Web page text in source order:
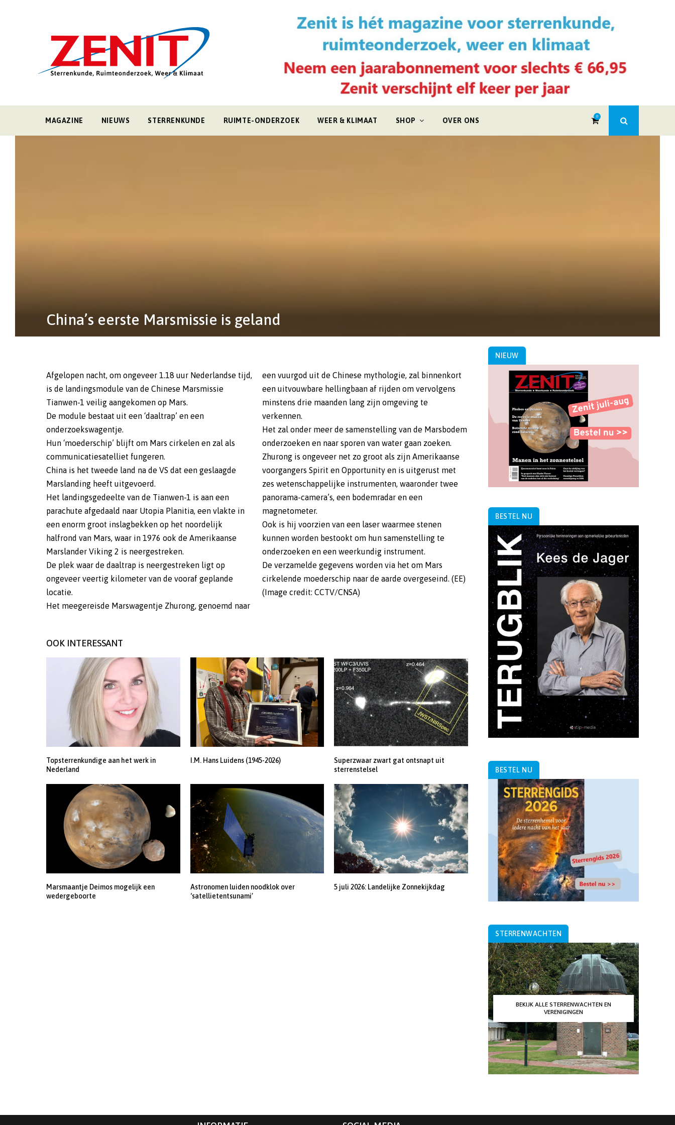
MAGAZINE NIEUWS STERRENKUNDE RUIMTE-ONDERZOEK WEER & KLIMAAT SHOP OVER ONS
0
China’s eerste Marsmissie is geland
Afgelopen nacht, om ongeveer 1.18 uur Nederlandse tijd,
is de landingsmodule van de Chinese Marsmissie
Tianwen-1 veilig aangekomen op Mars.
De module bestaat uit een ‘daaltrap’ en een
onderzoekswagentje.
Hun ‘moederschip’ blijft om Mars cirkelen en zal als
communicatiesatelliet fungeren.
China is het tweede land na de VS dat een geslaagde
Marslanding heeft uitgevoerd.
Het landingsgedeelte van de Tianwen-1 is aan een
parachute afgedaald naar Utopia Planitia, een vlakte in
een enorm groot inslagbekken op het noordelijk
halfrond van Mars, waar in 1976 ook de Amerikaanse
Marslander Viking 2 is neergestreken.
De plek waar de daaltrap is neergestreken ligt op
ongeveer veertig kilometer van de vooraf geplande
locatie.
Het meegereisde Marswagentje Zhurong, genoemd naar
een vuurgod uit de Chinese mythologie, zal binnenkort
een uitvouwbare hellingbaan af rijden om vervolgens
minstens drie maanden lang zijn omgeving te
verkennen.
Het zal onder meer de samenstelling van de Marsbodem
onderzoeken en naar sporen van water gaan zoeken.
Zhurong is ongeveer net zo groot als zijn Amerikaanse
voorgangers Spirit en Opportunity en is uitgerust met
zes wetenschappelijke instrumenten, waaronder twee
panorama-camera’s, een bodemradar en een
magnetometer.
Ook is hij voorzien van een laser waarmee stenen
kunnen worden bestookt om hun samenstelling te
onderzoeken en een weerkundig instrument.
De verzamelde gegevens worden via het om Mars
cirkelende moederschip naar de aarde overgeseind. (EE)
(Image credit: CCTV/CNSA)
OOK INTERESSANT
Topsterrenkundige aan het werk in
Nederland
I.M. Hans Luidens (1945-2026)
Superzwaar zwart gat ontsnapt uit
sterrenstelsel
Marsmaantje Deimos mogelijk een
wedergeboorte
Astronomen luiden noodklok over
‘satellietentsunami’
5 juli 2026: Landelijke Zonnekijkdag
NIEUW
BESTEL NU
BESTEL NU
STERRENWACHTEN
BEKIJK ALLE STERRENWACHTEN EN
VERENIGINGEN